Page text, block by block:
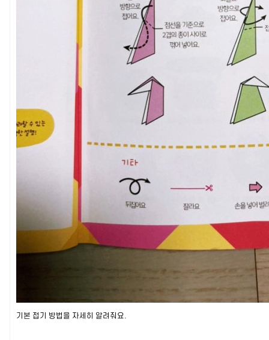
기본 접기 방법을 자세히 알려줘요.